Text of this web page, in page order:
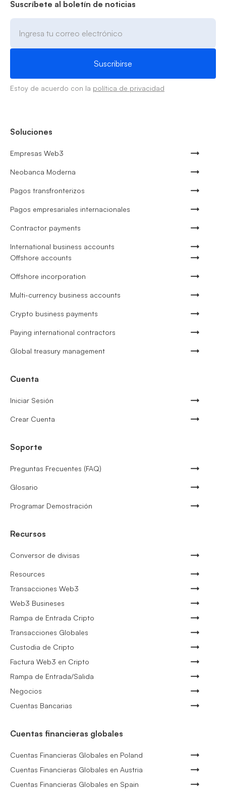
Suscríbete al boletín de noticias
Estoy de acuerdo con la política de privacidad
Soluciones
Empresas Web3
Neobanca Moderna
Pagos transfronterizos
Pagos empresariales internacionales
Contractor payments
International business accounts
Offshore accounts
Offshore incorporation
Multi-currency business accounts
Crypto business payments
Paying international contractors
Global treasury management
Cuenta
Iniciar Sesión
Crear Cuenta
Soporte
Preguntas Frecuentes (FAQ)
Glosario
Programar Demostración
Recursos
Conversor de divisas
Resources
Transacciones Web3
Web3 Busineses
Rampa de Entrada Cripto
Transacciones Globales
Custodia de Cripto
Factura Web3 en Cripto
Rampa de Entrada/Salida
Negocios
Cuentas Bancarias
Cuentas financieras globales
Cuentas Financieras Globales en Poland
Cuentas Financieras Globales en Austria
Cuentas Financieras Globales en Spain